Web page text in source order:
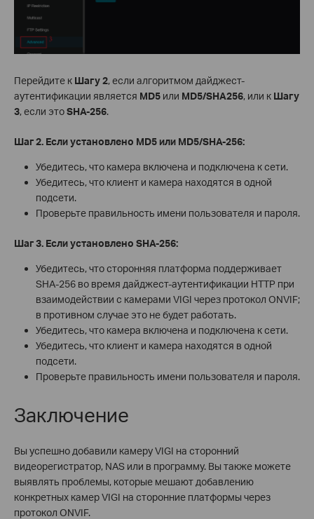
Перейдите к Шагу 2, если алгоритмом дайджест-
аутентификации является MD5 или MD5/SHA256, или к Шагу
3, если этоSHA-256.
Шаг 2. Если установлено MD5 или MD5/SHA-256:
Убедитесь, что камера включена и подключена к сети.
Убедитесь, что клиент и камера находятся в одной
подсети.
Проверьте правильность имени пользователя и пароля.
Шаг 3. Если установлено SHA-256:
Убедитесь, что сторонняя платформа поддерживает
SHA-256 во время дайджест-аутентификации HTTP при
взаимодействии с камерами VIGI через протокол ONVIF;
в противном случае это не будет работать.
Убедитесь, что камера включена и подключена к сети.
Убедитесь, что клиент и камера находятся в одной
подсети.
Проверьте правильность имени пользователя и пароля.
Заключение
Вы успешно добавили камеру VIGI на сторонний
видеорегистратор, NAS или в программу. Вы также можете
выявлять проблемы, которые мешают добавлению
конкретных камер VIGI на сторонние платформы через
протокол ONVIF.